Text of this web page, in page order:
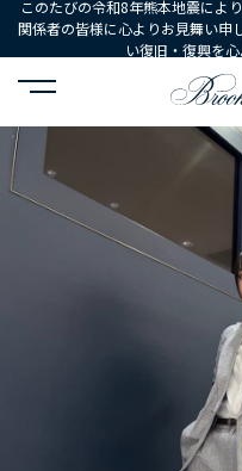
このたびの令和8年熊本地震によ
関係者の皆様に心よりお見舞い申
い復旧・復興を
HOME コーディネート コ